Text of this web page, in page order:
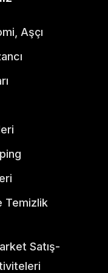
Aşçı
Temizlik
Satış-